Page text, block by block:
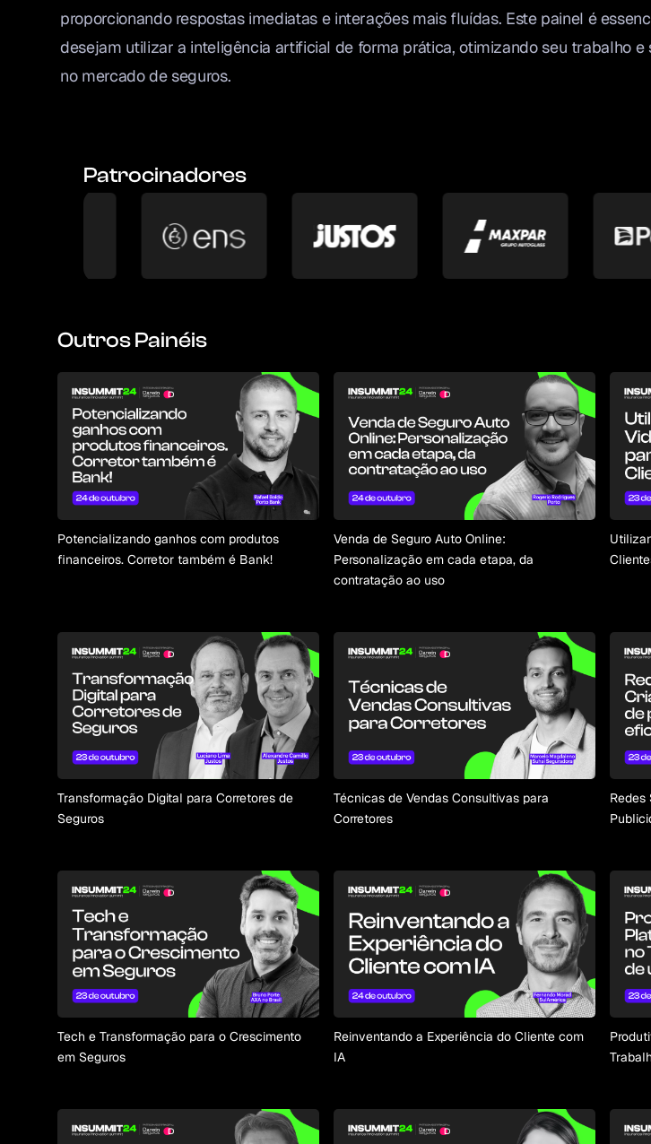
proporcionando respostas imediatas e interações mais fluídas. Este painel é
desejam utilizar a inteligência artificial de forma prática, otimizando seu trabalho e
no mercado de seguros.
Patrocinadores
Outros Painéis
Potencializando ganhos com produtos
financeiros. Corretor também é Bank!
Venda de Seguro Auto Online:
Personalização em cada etapa, da
contratação ao uso
Transformação Digital para Corretores de
Seguros
Técnicas de Vendas Consultivas para
Corretores
Redes
Tech e Transformação para o Crescimento
em Seguros
Reinventando a Experiência do Cliente com
IA